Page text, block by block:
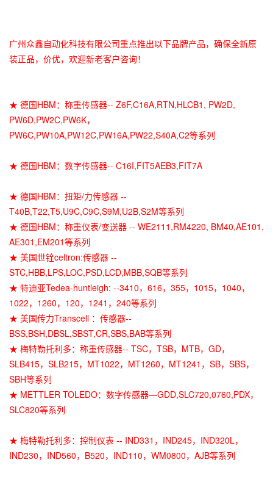
广州众鑫自动化科技有限公司重点推出以下品牌产品，确保全新原
装正品，价优，欢迎新老客户咨询！
★ 德国HBM： 称重传感器-- Z6F,C16A,RTN,HLCB1, PW2D,
PW6D,PW2C,PW6K，
PW6C,PW10A,PW12C,PW16A,PW22,S40A,C2等系列
★ 德国HBM：数字传感器-- C16I,FIT5AEB3,FIT7A
★ 德国HBM：扭矩/力传感器 --
T40B,T22,T5,U9C,C9C,S9M,U2B,S2M等系列
★ 德国HBM：称重仪表/变送器 -- WE2111,RM4220, BM40,AE101,
AE301,EM201等系列
★ 美国世铨celtron:传感器 --
STC,HBB,LPS,LOC,PSD,LCD,MBB,SQB等系列
★ 特迪亚Tedea-huntleigh: --3410，616，355，1015，1040，
1022，1260，120，1241，240等系列
★ 美国传力Transcell ：传感器--
BSS,BSH,DBSL,SBST,CR,SBS,BAB等系列
★ 梅特勒托利多：称重传感器-- TSC，TSB，MTB，GD，
SLB415，SLB215，MT1022，MT1260，MT1241，SB，SBS，
SBH等系列
★ METTLER TOLEDO：数字传感器—GDD,SLC720,0760,PDX，
SLC820等系列
★ 梅特勒托利多：控制仪表 -- IND331，IND245，IND320L，
IND230，IND560，B520，IND110，WM0800，AJB等系列